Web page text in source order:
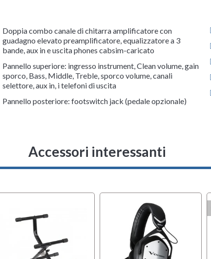
Doppia combo canale di chitarra amplificatore con
guadagno elevato preamplificatore, equalizzatore a 3
bande, aux in e uscita phones cabsim-caricato
Pannello superiore: ingresso instrument, Clean volume, gain
sporco, Bass, Middle, Treble, sporco volume, canali
selettore, aux in, i telefoni di uscita
Pannello posteriore: footswitch jack (pedale opzionale)
Accessori interessanti